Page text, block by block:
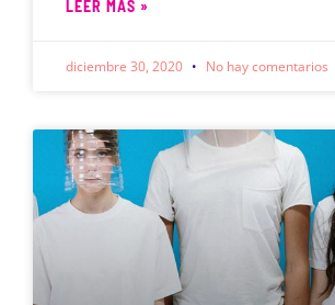
LEER MÁS »
diciembre 30, 2020 No hay comentarios